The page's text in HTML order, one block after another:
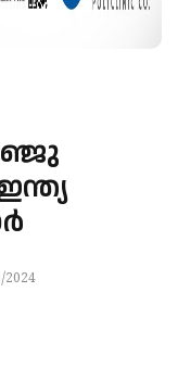
2024